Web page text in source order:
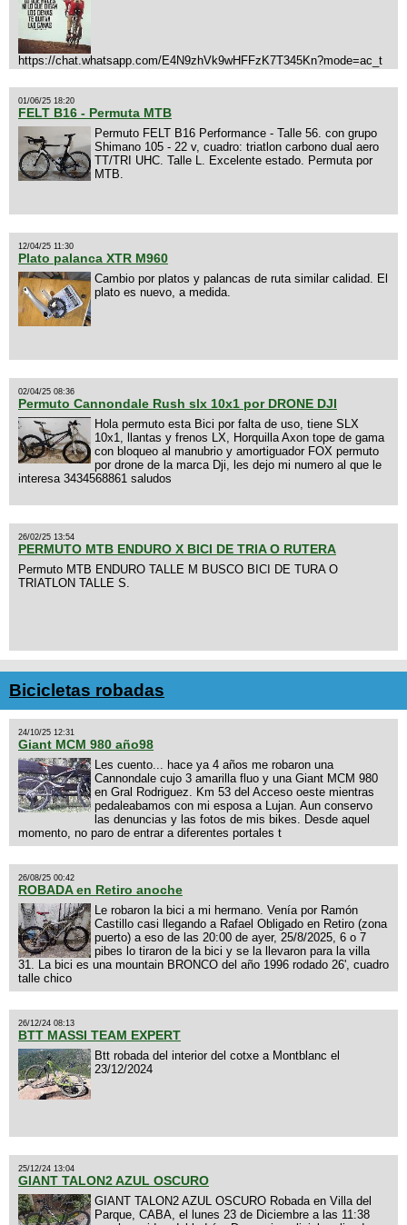
https://chat.whatsapp.com/E4N9zhVk9wHFFzK7T345Kn?mode=ac_t
01/06/25 18:20
FELT B16 - Permuta MTB
Permuto FELT B16 Performance - Talle 56. con grupo
Shimano 105 - 22 v, cuadro: triatlon carbono dual aero
TT/TRI UHC. Talle L. Excelente estado. Permuta por
MTB.
12/04/25 11:30
Plato palanca XTR M960
Cambio por platos y palancas de ruta similar calidad. El
plato es nuevo, a medida.
02/04/25 08:36
Permuto Cannondale Rush slx 10x1 por DRONE DJI
Hola permuto esta Bici por falta de uso, tiene SLX
10x1, llantas y frenos LX, Horquilla Axon tope de gama
con bloqueo al manubrio y amortiguador FOX permuto
por drone de la marca Dji, les dejo mi numero al que le
interesa 3434568861 saludos
26/02/25 13:54
PERMUTO MTB ENDURO X BICI DE TRIA O RUTERA
Permuto MTB ENDURO TALLE M BUSCO BICI DE TURA O
TRIATLON TALLE S.
Bicicletas robadas
24/10/25 12:31
Giant MCM 980 año98
Les cuento... hace ya 4 años me robaron una
Cannondale cujo 3 amarilla fluo y una Giant MCM 980
en Gral Rodriguez. Km 53 del Acceso oeste mientras
pedaleabamos con mi esposa a Lujan. Aun conservo
las denuncias y las fotos de mis bikes. Desde aquel
momento, no paro de entrar a diferentes portales t
26/08/25 00:42
ROBADA en Retiro anoche
Le robaron la bici a mi hermano. Venía por Ramón
Castillo casi llegando a Rafael Obligado en Retiro (zona
puerto) a eso de las 20:00 de ayer, 25/8/2025, 6 o 7
pibes lo tiraron de la bici y se la llevaron para la villa
31. La bici es una mountain BRONCO del año 1996 rodado 26', cuadro
talle chico
26/12/24 08:13
BTT MASSI TEAM EXPERT
Btt robada del interior del cotxe a Montblanc el
23/12/2024
25/12/24 13:04
GIANT TALON2 AZUL OSCURO
GIANT TALON2 AZUL OSCURO Robada en Villa del
Parque, CABA, el lunes 23 de Diciembre a las 11:38